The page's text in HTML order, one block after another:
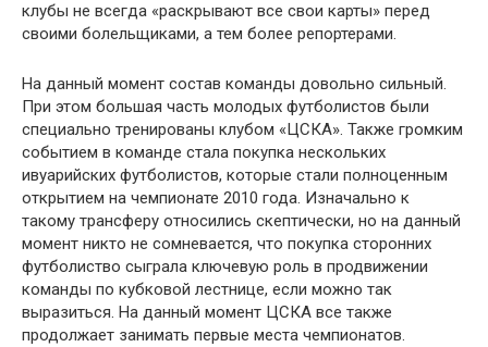
клубы не всегда «раскрывают все свои карты» перед
своими болельщиками, а тем более репортерами.
На данный момент состав команды довольно сильный.
При этом большая часть молодых футболистов были
специально тренированы клубом «ЦСКА». Также громким
событием в команде стала покупка нескольких
ивуарийских футболистов, которые стали полноценным
открытием на чемпионате 2010 года. Изначально к
такому трансферу относились скептически, но на данный
момент никто не сомневается, что покупка сторонних
футболиство сыграла ключевую роль в продвижении
команды по кубковой лестнице, если можно так
выразиться. На данный момент ЦСКА все также
продолжает занимать первые места чемпионатов.